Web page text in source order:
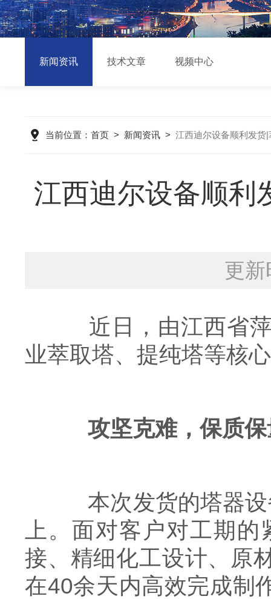
新闻资讯 技术文章 视频中心
当前位置： 首页> 新闻资讯> 江西迪尔设备顺利发货
江西迪尔设备顺利
更
近日，由江西省萍
业萃取塔、提纯塔等核
攻坚克难，保质
本次发货的塔器设
上。面对客户对工期
接、精细化工设计、原
在40余天内高效完成制